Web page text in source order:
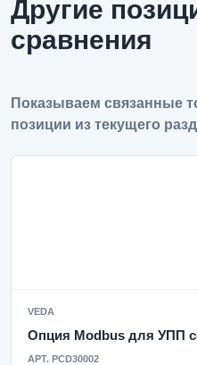
Другие
сравнения
Показываем связанные
позиции из текущего
VEDA
Опция Modbus для УПП
АРТ. PCD30002